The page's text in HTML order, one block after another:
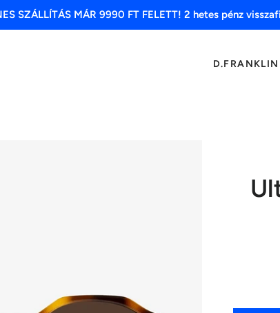
SZÁLLÍTÁS MÁR 9990 FT FELETT! 2 hetes pénz
D.FRANKLIN